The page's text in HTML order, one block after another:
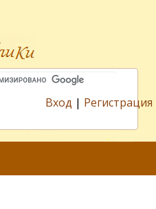
Вход | Регистрация